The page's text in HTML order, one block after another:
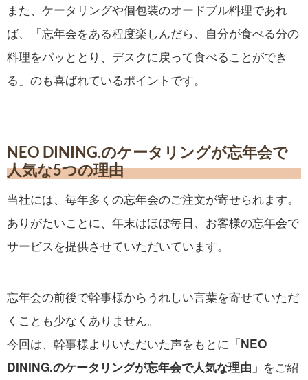
また、ケータリングや個包装のオードブル料理であれ
ば、「忘年会をある程度楽しんだら、自分が食べる分の
料理をパッととり、デスクに戻って食べることができ
る」のも喜ばれているポイントです。
NEO DINING.のケータリングが忘年会で
人気な5つの理由
当社には、毎年多くの忘年会のご注文が寄せられます。
ありがたいことに、年末はほぼ毎日、お客様の忘年会で
サービスを提供させていただいています。
忘年会の前後で幹事様からうれしい言葉を寄せていただ
くことも少なくありません。
今回は、幹事様よりいただいた声をもとに 「NEO
DINING.のケータリングが忘年会で人気な理由」 をご紹